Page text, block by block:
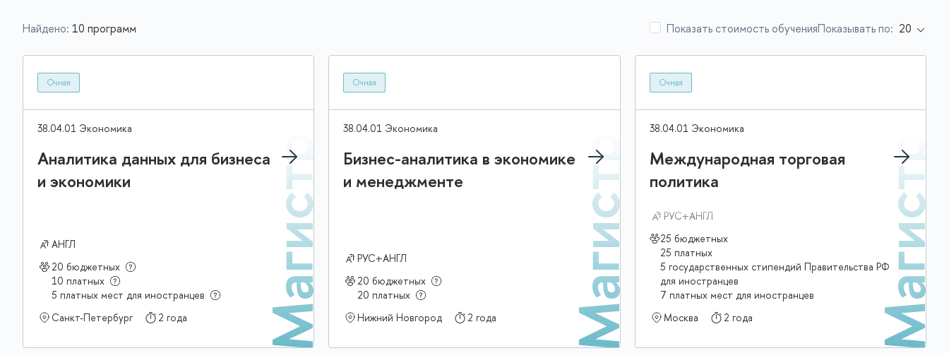
Найдено: 10 программ Показать стоимость обученияПоказывать по:
Очная
38.04.01 Экономика
Аналитика данных для бизнеса
и экономики
АНГЛ
20 бюджетных
10 платных
5 платных мест для иностранцев
Санкт-Петербург
2 года Магистр
Очная
38.04.01 Экономика
Бизнес-аналитика в экономике
и менеджменте
РУС+АНГЛ
20 бюджетных
20 платных
Нижний Новгород
2 года Магистр
Очная
38.04.01 Экономика
Международная торговая
политика
РУС+АНГЛ
25 бюджетных
25 платных
5 государственных стипендий Правительства РФ
для иностранцев
7 платных мест для иностранцев
Москва
2 года Магистр